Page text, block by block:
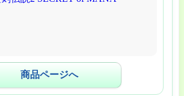
商品ページへ